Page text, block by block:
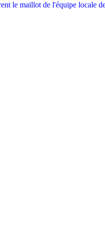
le maillot de l'équipe locale